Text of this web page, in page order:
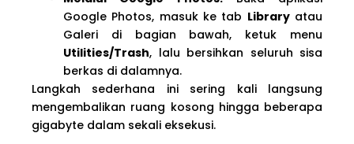
Google Photos, masuk ke tab Libraryatau
Galeri di bagian bawah, ketuk menu
Utilities/Trash, lalu bersihkan seluruh sisa
berkas di dalamnya.
Langkah sederhana ini sering kali langsung
mengembalikan ruang kosong hingga beberapa
gigabyte dalam sekali eksekusi.